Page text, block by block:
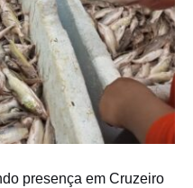
presença em Cruzeiro